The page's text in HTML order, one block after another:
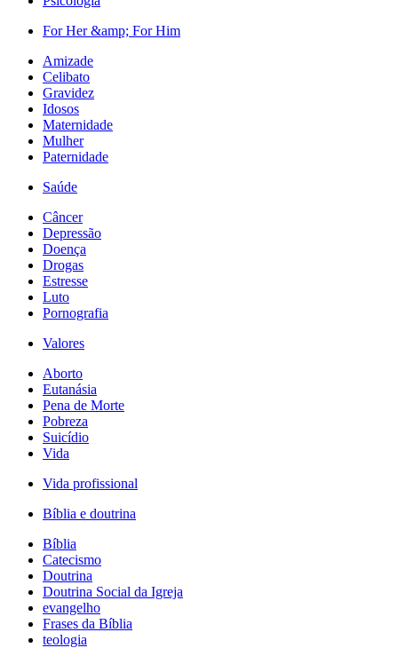
For Her &amp; For Him
Amizade
Celibato
Gravidez
Idosos
Maternidade
Mulher
Paternidade
Saúde
Câncer
Depressão
Doença
Drogas
Estresse
Luto
Pornografia
Valores
Aborto
Eutanásia
Pena de Morte
Pobreza
Suicídio
Vida
Vida profissional
Bíblia e doutrina
Bíblia
Catecismo
Doutrina
Doutrina Social da Igreja
evangelho
Frases da Bíblia
teologia